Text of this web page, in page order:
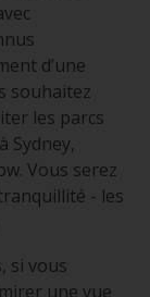
d’une
souhaitez
les parcs
Sydney,
Vous serez
- les
si vous
une vue